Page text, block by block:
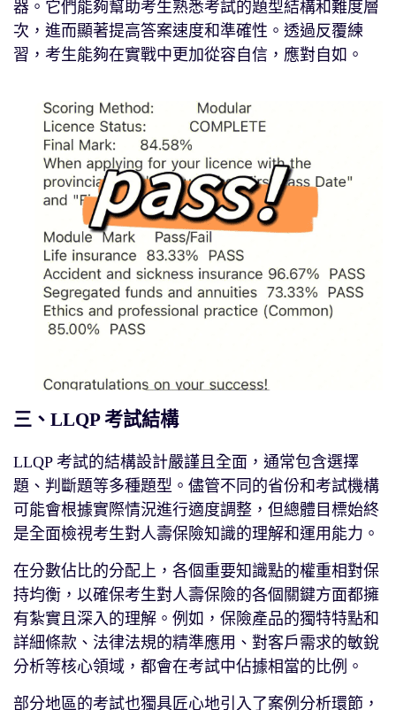
器。它們能夠幫助考生熟悉考試的題型結構和難度層
次，進而顯著提高答案速度和準確性。透過反覆練
習，考生能夠在實戰中更加從容自信，應對自如。
三、LLQP 考試結構
LLQP 考試的結構設計嚴謹且全面，通常包含選擇
題、判斷題等多種題型。儘管不同的省份和考試機構
可能會根據實際情況進行適度調整，但總體目標始終
是全面檢視考生對人壽保險知識的理解和運用能力。
在分數佔比的分配上，各個重要知識點的權重相對保
持均衡，以確保考生對人壽保險的各個關鍵方面都擁
有紮實且深入的理解。例如，保險產品的獨特特點和
詳細條款、法律法規的精準應用、對客戶需求的敏銳
分析等核心領域，都會在考試中佔據相當的比例。
部分地區的考試也獨具匠心地引入了案例分析環節，